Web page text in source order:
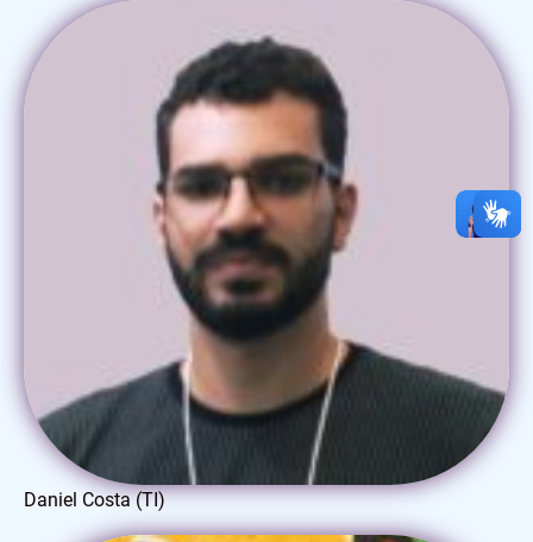
Daniel Costa (TI)